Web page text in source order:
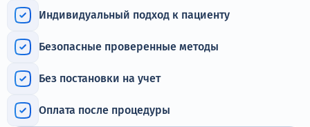
Круглосуточно, анонимно
Адрес call-центра
Санкт-Петербург, Воронежская улица, 14
Индивидуальный подход к пациенту
Безопасные проверенные методы
Без постановки на учет
Оплата после процедуры